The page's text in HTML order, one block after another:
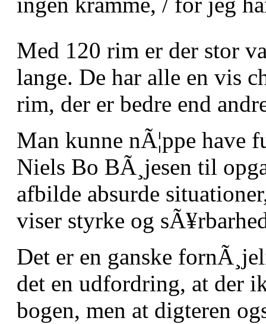
Med 120 rim er der stor
lange. De har alle en vis
rim, der er bedre end
Man kunne nÃ¦ppe have
Niels Bo BÃ¸jesen til
afbilde absurde
viser styrke og
Det er en ganske
det en udfordring, at der
bogen, men at digteren